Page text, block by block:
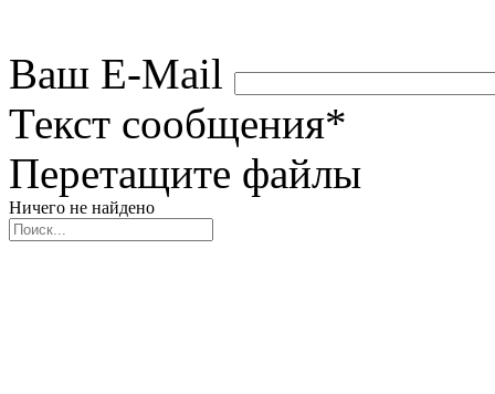
Ваш E-Mail
Текст сообщения*
Перетащите файлы
Ничего не найдено